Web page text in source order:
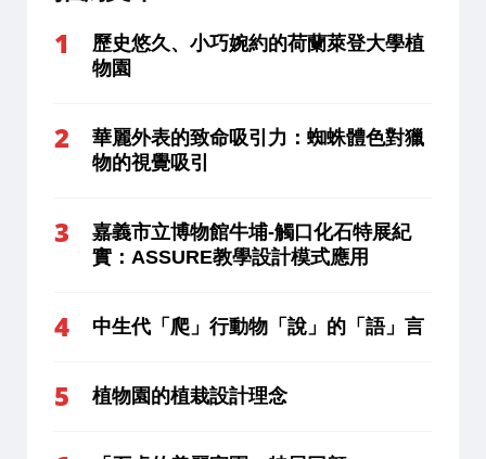
歷史悠久、小巧婉約的荷蘭萊登大學植
物園
華麗外表的致命吸引力：蜘蛛體色對獵
物的視覺吸引
嘉義市立博物館牛埔-觸口化石特展紀
實：ASSURE教學設計模式應用
中生代「爬」行動物「說」的「語」言
植物園的植栽設計理念